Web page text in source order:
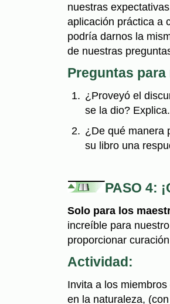
nuestras
aplicación práctica a
podría darnos la
de nuestras
Preguntas
¿Proveyó el
se la dio? Explica.
¿De qué manera
su libro una
PASO 4:
Solo para los
increí­ble para
proporcionar
Actividad:
Invita a los
en la naturaleza,